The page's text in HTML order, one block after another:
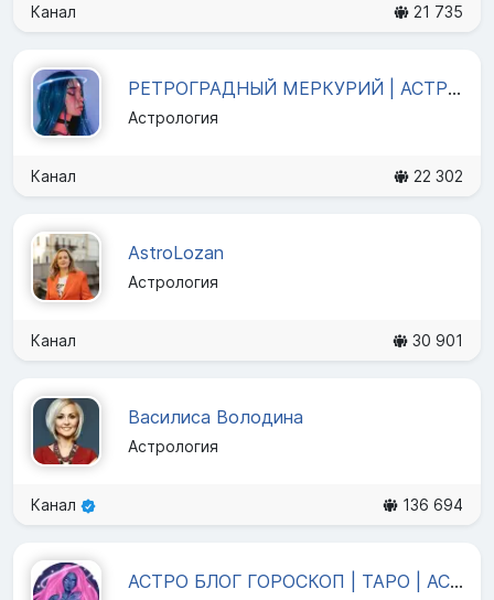
Канал 21 735
РЕТРОГРАДНЫЙ МЕРКУРИЙ | АСТРОЛОГИЯ | ТАРО
Астрология
Канал 22 302
AstroLozan
Астрология
Канал 30 901
Василиса Володина
Астрология
Канал 136 694
АСТРО БЛОГ ГОРОСКОП | ТАРО | АСТРОЛОГИЯ | ЭЗОТЕРИКА